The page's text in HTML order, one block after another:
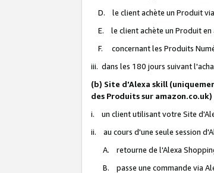
D. le client achète un Produit
E. le client achète un Produit en
F. concernant les Produits
iii. dans les 180 jours suivant
(b) Site d'Alexa skill
des Produits sur amazon.co.uk)
i. un client utilisant votre Site
ii. au cours d'une seule session
A. retourne de l'Alexa
B. passe une commande via